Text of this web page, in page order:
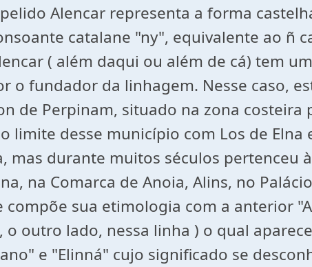
Alencar representa a forma
catalane "ny", equivalente ao ñ
( além daqui ou além de cá) tem
o fundador da linhagem. Nesse caso,
de Perpinam, situado na zona
limite desse município com Los de
mas durante muitos séculos
na Comarca de Anoia, Alins, no
compõe sua etimologia com a anterior
o outro lado, nessa linha ) o qual
e "Elinná" cujo significado se